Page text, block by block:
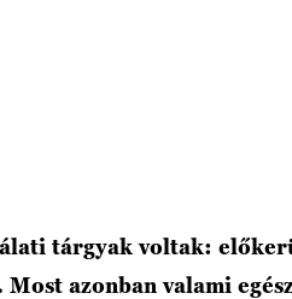
tárgyak voltak:
azonban valami